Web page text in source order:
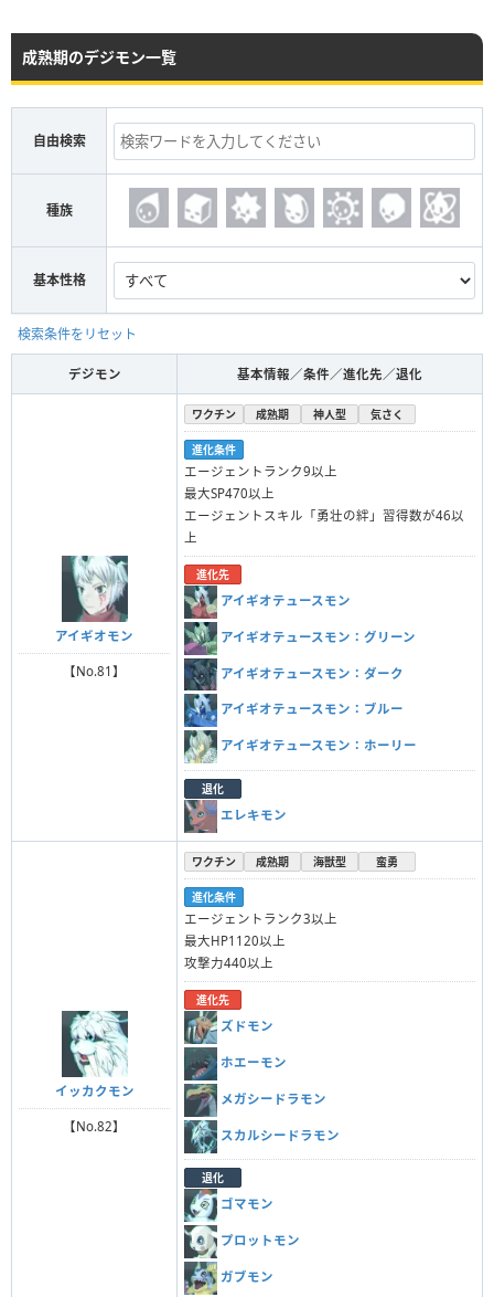
成熟期のデジモン一覧
自由検索
種族
基本性格
検索条件をリセット
デジモン 基本情報／条件／進化先／退化
アイギオモン
【No.81】
ワクチン 成熟期 神人型 気さく
進化条件
エージェントランク9以上
最大SP470以上
エージェントスキル「勇壮の絆」習得数が46以
上
進化先
アイギオテュースモン
アイギオテュースモン：グリーン
アイギオテュースモン：ダーク
アイギオテュースモン：ブルー
アイギオテュースモン：ホーリー
退化
エレキモン
イッカクモン
【No.82】
ワクチン 成熟期 海獣型 蛮勇
進化条件
エージェントランク3以上
最大HP1120以上
攻撃力440以上
進化先
ズドモン
ホエーモン
メガシードラモン
スカルシードラモン
退化
ゴマモン
プロットモン
ガブモン